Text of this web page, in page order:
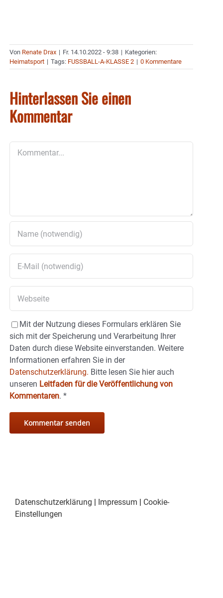
Von Renate Drax | Fr. 14.10.2022 - 9:38 | Kategorien:
Heimatsport | Tags: FUSSBALL-A-KLASSE 2 | 0 Kommentare
Hinterlassen Sie einen
Kommentar
Mit der Nutzung dieses Formulars erklären Sie
sich mit der Speicherung und Verarbeitung Ihrer
Daten durch diese Website einverstanden. Weitere
Informationen erfahren Sie in der
Datenschutzerklärung. Bitte lesen Sie hier auch
unseren Leitfaden für die Veröffentlichung von
Kommentaren. *
Datenschutzerklärung Impressum
Cookie-
Einstellungen